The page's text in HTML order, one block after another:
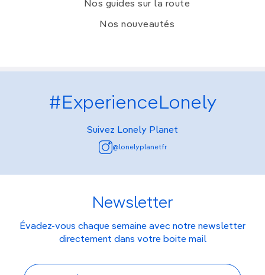
Nos guides sur la route
Nos nouveautés
#ExperienceLonely
Suivez Lonely Planet
@lonelyplanetfr
Newsletter
Évadez-vous chaque semaine avec notre newsletter
directement dans votre boite mail